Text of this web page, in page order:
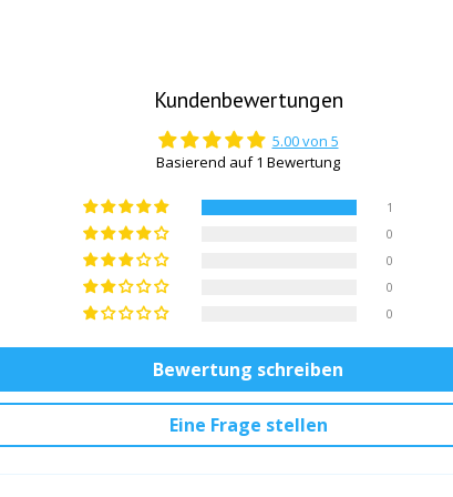
Kundenbewertungen
5.00 von 5
Basierend auf 1 Bewertung
1
0
0
0
0
Bewertung schreiben
Eine Frage stellen